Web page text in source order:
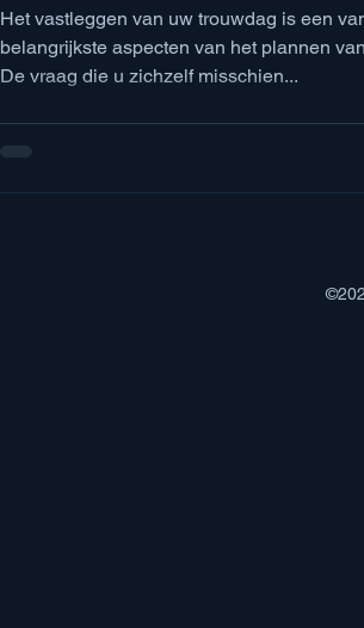
Het vastleggen van uw trouwdag is een
belangrijkste aspecten van het plannen
De vraag die u zichzelf misschien...